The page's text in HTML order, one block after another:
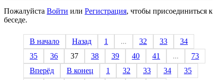
Пожалуйста Войти или Регистрация, чтобы присоединиться к
беседе.
В начало Назад 1 ... 32 33
34
35
36 37 38 39 40 41 ...
73
Вперёд
В конец 1 32 33 34
35